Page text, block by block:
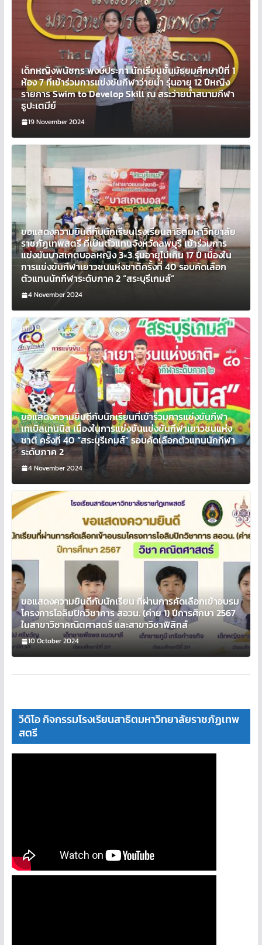
เด็กหญิงพนัชกร พงษ์ประภา นักเรียนชั้นมัธยมศึกษาปีที่ 1
ห้อง 7 ที่เข้าร่วมการแข่งขันกีฬาว่ายน้ำ รุ่นอายุ 12 ปีหญิง
รายการ Swim to Develop Skill ณ สระว่ายน้ำสนามกีฬา
ธูปะเตมีย์
19 November 2024
ขอแสดงความยินดีกับนักเรียนโรงเรียนสาธิตมหาวิทยาลัย
ราชภัฏเทพสตรี ที่เป็นตัวแทนจังหวัดลพบุรี เข้าร่วมการ
แข่งขันบาสเกตบอลหญิง 3×3 รุ่นอายุไม่เกิน 17 ปี เนื่องใน
การแข่งขันกีฬาเยาวชนแห่งชาติครั้งที่ 40 รอบคัดเลือก
ตัวแทนนักกีฬาระดับภาค 2 “สระบุรีเกมส์”
4 November 2024
ขอแสดงความยินดีกับนักเรียนที่เข้าร่วมการแข่งขันกีฬา
เทเบิลเทนนิส เนื่องในการแข่งขันแข่งขันกีฬาเยาวชนแห่ง
ชาติ ครั้งที่ 40 “สระบุรีเกมส์” รอบคัดเลือกตัวแทนนักกีฬา
ระดับภาค 2
4 November 2024
ขอแสดงความยินดีกับนักเรียน ที่ผ่านการคัดเลือกเข้าอบรม
โครงการโอลิมปิกวิชาการ สอวน. (ค่าย 1) ปีการศึกษา 2567
ในสาขาวิชาคณิตศาสตร์ และสาขาวิชาฟิสิกส์
10 October 2024
วีดิโอ กิจกรรมโรงเรียนสาธิตมหาวิทยาลัยราชภัฏเทพ
สตรี